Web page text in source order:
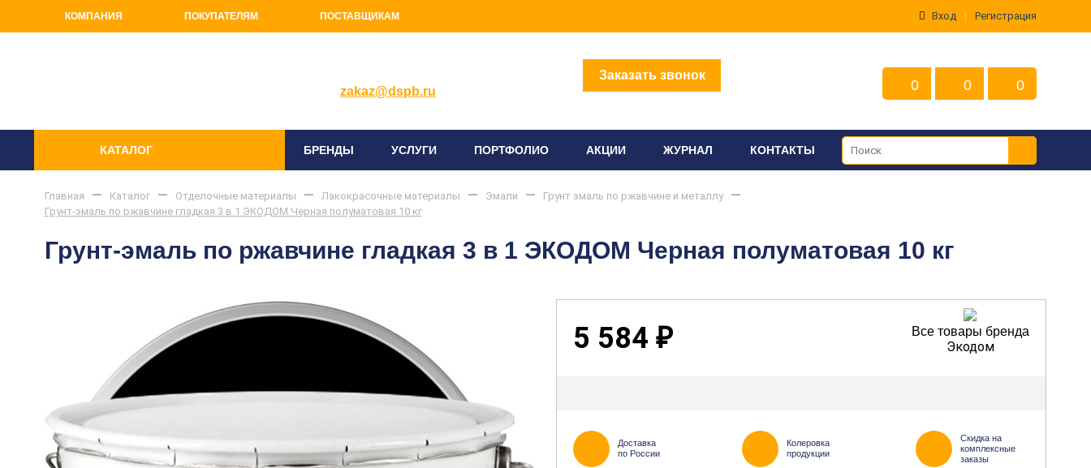
КОМПАНИЯ ПОКУПАТЕЛЯМ ПОСТАВЩИКАМ Вход Регистрация
zakaz@dspb.ru
Заказать звонок
0 0 0
КАТАЛОГ БРЕНДЫ УСЛУГИ ПОРТФОЛИО АКЦИИ ЖУРНАЛ КОНТАКТЫ
Главная Каталог Отделочные материалы Лакокрасочные материалы Эмали
Грунт эмаль по ржавчине и металлу
Грунт-эмаль по ржавчине гладкая 3 в 1 ЭКОДОМ Черная полуматовая 10 кг
Грунт-эмаль по ржавчине гладкая 3 в 1 ЭКОДОМ Черная полуматовая 10 кг
5 584 ₽ Все товары бренда
Экодом
Доставка
по России
Колеровка
продукции
Скидка на
комплексные
заказы